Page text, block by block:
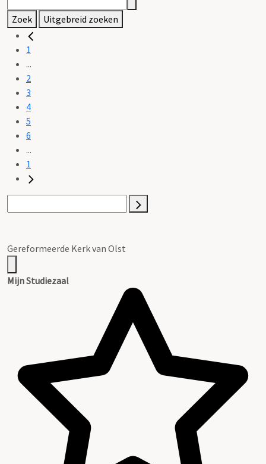
Zoek Uitgebreid zoeken
1
...
2
3
4
5
6
...
1
Gereformeerde Kerk van Olst
Mijn Studiezaal